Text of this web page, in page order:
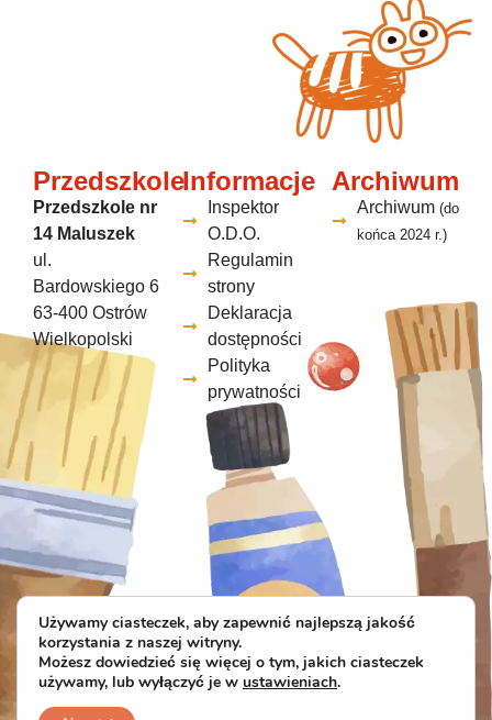
Przedszkole
Przedszkole nr
14 Maluszek
ul.
Bardowskiego 6
63-400 Ostrów
Wielkopolski
Informacje
Inspektor
O.D.O.
Regulamin
strony
Deklaracja
dostępności
Polityka
prywatności
Archiwum
Archiwum (do
końca 2024 r.)
Używamy ciasteczek, aby zapewnić najlepszą jakość
korzystania z naszej witryny.
Możesz dowiedzieć się więcej o tym, jakich ciasteczek
używamy, lub wyłączyć je w ustawieniach.